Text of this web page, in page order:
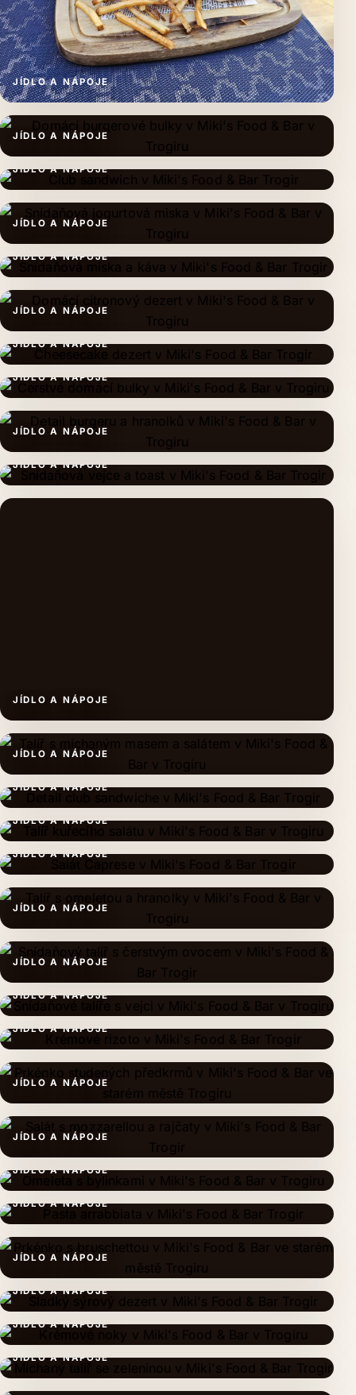
JÍDLO A NÁPOJE
JÍDLO A NÁPOJE
JÍDLO A NÁPOJE
JÍDLO A NÁPOJE
JÍDLO A NÁPOJE
JÍDLO A NÁPOJE
JÍDLO A NÁPOJE
JÍDLO A NÁPOJE
JÍDLO A NÁPOJE
JÍDLO A NÁPOJE
JÍDLO A NÁPOJE
JÍDLO A NÁPOJE
JÍDLO A NÁPOJE
JÍDLO A NÁPOJE
JÍDLO A NÁPOJE
JÍDLO A NÁPOJE
JÍDLO A NÁPOJE
JÍDLO A NÁPOJE
JÍDLO A NÁPOJE
JÍDLO A NÁPOJE
JÍDLO A NÁPOJE
JÍDLO A NÁPOJE
JÍDLO A NÁPOJE
JÍDLO A NÁPOJE
JÍDLO A NÁPOJE
JÍDLO A NÁPOJE
JÍDLO A NÁPOJE